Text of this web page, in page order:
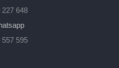
227 648
557 595